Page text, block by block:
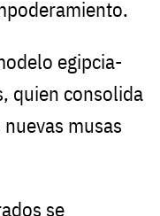
egipcia-
quien consolida
musas
se